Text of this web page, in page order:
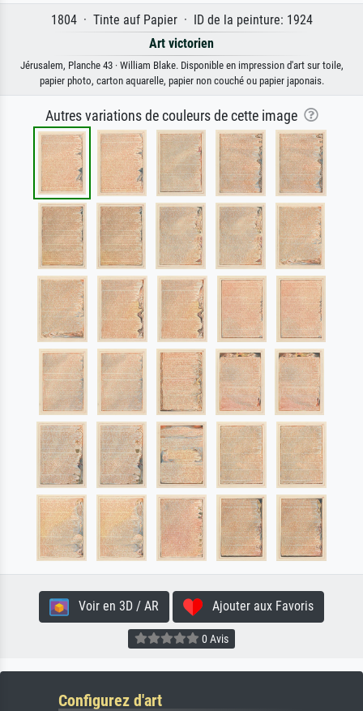
1804 · Tinte auf Papier · ID de la peinture: 1924
Art victorien
Jérusalem, Planche 43 · William Blake. Disponible en impression d'art sur toile,
papier photo, carton aquarelle, papier non couché ou papier japonais.
Autres variations de couleurs de cette image
Voir en 3D / AR Ajouter aux Favoris
0 Avis
Configurez d'art